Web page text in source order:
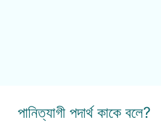
পানিত্যাগী পদার্থ কাকে বলে?